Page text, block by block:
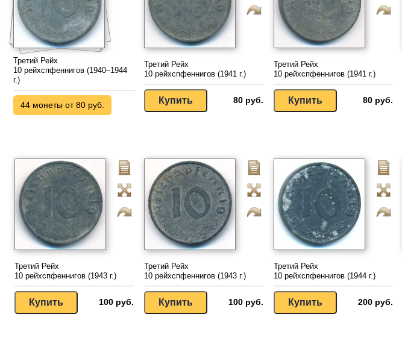
Третий Рейх
10 рейхспфеннигов (1940–1944
г.)
44 монеты от 80 руб.
Третий Рейх
10 рейхспфеннигов (1941 г.)
80 руб.
Третий Рейх
10 рейхспфеннигов (1941 г.)
80 руб.
Третий Рейх
10 рейхспфеннигов (1943 г.)
100 руб.
Третий Рейх
10 рейхспфеннигов (1943 г.)
100 руб.
Третий Рейх
10 рейхспфеннигов (1944 г.)
200 руб.